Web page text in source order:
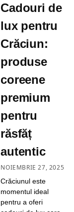
Cadouri de
lux pentru
Crăciun:
produse
coreene
premium
pentru
răsfăț
autentic
NOIEMBRIE 27, 2025
Crăciunul este
momentul ideal
pentru a oferi